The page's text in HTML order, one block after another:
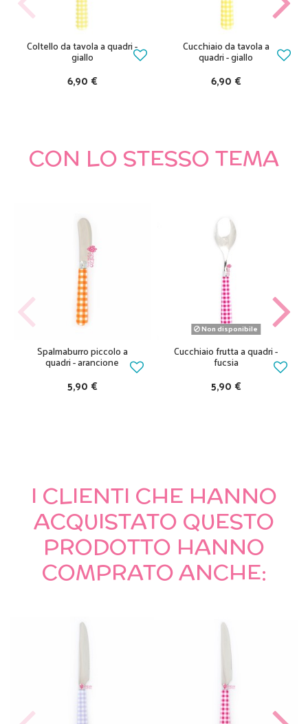
Coltello da tavola a quadri -
giallo
6,90 €
Cucchiaio da tavola a
quadri - giallo
6,90 €
CON LO STESSO TEMA
Spalmaburro piccolo a
quadri - arancione
5,90 €
Non disponibile
Cucchiaio frutta a quadri -
fucsia
5,90 €
I CLIENTI CHE HANNO
ACQUISTATO QUESTO
PRODOTTO HANNO
COMPRATO ANCHE: